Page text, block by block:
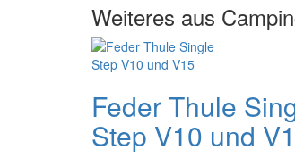
Weiteres aus
Feder Thule
Step V10 und